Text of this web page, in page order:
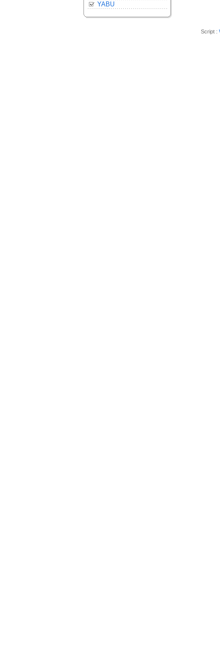
YABU
Script :